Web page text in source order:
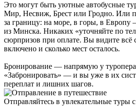
Это могут быть уютные автобусные
Мир, Несвиж, Брест или Гродно. Или
за границу: на море, в горы, в Европу
из Минска. Никаких «уточняйте по
сюрпризов при оплате. Вы видите всё
включено и сколько мест осталось.
Бронирование — напрямую у
«Забронировать» — и вы уже в их
переплат и лишних шагов.
Отправляйтесь в увлекательные туры